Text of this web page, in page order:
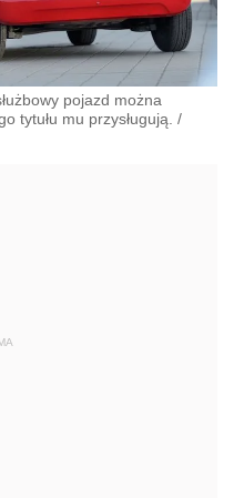
pojazd można
tytułu mu przysługują. /